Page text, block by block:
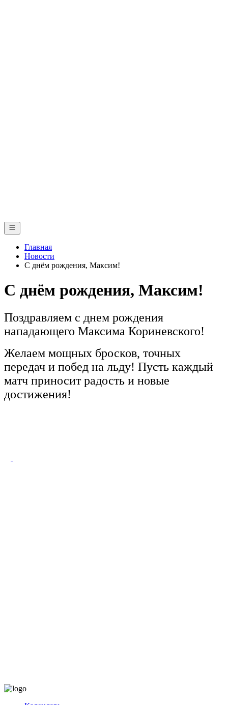
Главная
Новости
С днём рождения, Максим!
С днём рождения, Максим!
Поздравляем с днем рождения
нападающего Максима Кориневского!
Желаем мощных бросков, точных
передач и побед на льду! Пусть каждый
матч приносит радость и новые
достижения!